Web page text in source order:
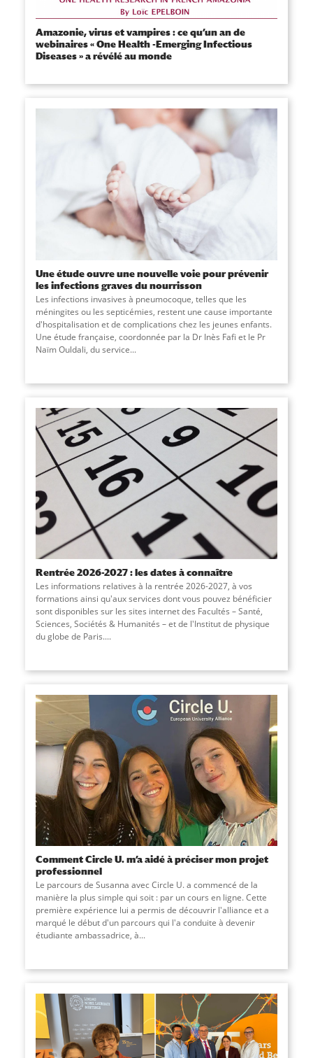
Amazonie, virus et vampires : ce qu’un an de
webinaires « One Health -Emerging Infectious
Diseases » a révélé au monde
Une étude ouvre une nouvelle voie pour prévenir
les infections graves du nourrisson
Les infections invasives à pneumocoque, telles que les
méningites ou les septicémies, restent une cause importante
d'hospitalisation et de complications chez les jeunes enfants.
Une étude française, coordonnée par la Dr Inès Fafi et le Pr
Naïm Ouldali, du service...
Rentrée 2026-2027 : les dates à connaître
Les informations relatives à la rentrée 2026-2027, à vos
formations ainsi qu'aux services dont vous pouvez bénéficier
sont disponibles sur les sites internet des Facultés – Santé,
Sciences, Sociétés & Humanités – et de l'Institut de physique
du globe de Paris....
Comment Circle U. m’a aidé à préciser mon projet
professionnel
Le parcours de Susanna avec Circle U. a commencé de la
manière la plus simple qui soit : par un cours en ligne. Cette
première expérience lui a permis de découvrir l'alliance et a
marqué le début d'un parcours qui l'a conduite à devenir
étudiante ambassadrice, à...